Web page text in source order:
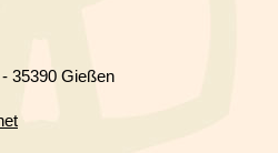
35390 Gießen